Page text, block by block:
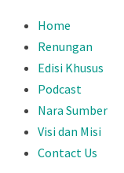
Home
Renungan
Edisi Khusus
Podcast
Nara Sumber
Visi dan Misi
Contact Us